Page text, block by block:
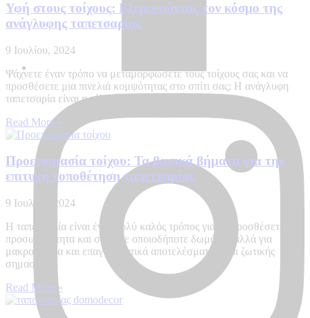
Υφή στους τοίχους: Εξερευνώντας τον κόσμο της
ανάγλυφης ταπετσαρίας
9 Ιουλίου, 2024
Ψάχνετε έναν τρόπο να μεταμορφώσετε τους τοίχους σας και να
προσθέσετε μια πινελιά κομψότητας στο σπίτι σας; Η ανάγλυφη
ταπετσαρία είναι η τέλεια λύση! Σε
Read More »
Προετοιμασία τοίχου: Τα βασικά βήματα για την
επιτυχή τοποθέτηση ταπετσαρίας
9 Ιουλίου, 2024
Η ταπετσαρία είναι ένας πολύ καλός τρόπος για να προσθέσετε
προσωπικότητα και στυλ σε οποιοδήποτε δωμάτιο, αλλά για
μακροχρόνια και επαγγελματικά αποτελέσματα είναι ζωτικής
σημασίας
Read More »